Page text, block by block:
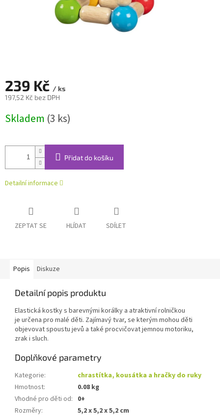
239 Kč / ks
197,52 Kč bez DPH
cena:
Skladem (3 ks)
Přidat do košíku
Detailní informace
ZEPTAT SE HLÍDAT SDÍLET
Popis Diskuze
Detailní popis produktu
Elastická kostky s barevnými korálky a atraktivní rolničkou
je určena pro malé děti. Zajímavý tvar, se kterým mohou děti
objevovat spoustu jevů a také procvičovat jemnou motoriku,
zrak i sluch.
Doplňkové parametry
Kategorie:
chrastítka, kousátka a hračky do ruky
Hmotnost:
0.08 kg
Vhodné pro děti od: 0+
Rozměry: 5,2 x 5,2 x 5,2 cm